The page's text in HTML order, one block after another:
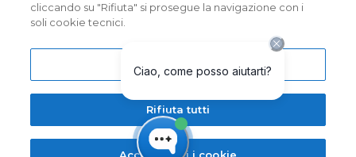
Banca Popolare del Lazio Soc. Coop. per Azioni | Sede
Sociale e Direzione Generale: Via Martiri delle Fosse
Ardeatine, 9 – 00049 VELLETRI (RM) – Capogruppo del
Gruppo Bancario Banca Popolare del Lazio | Albo dei Gruppi
BIC/SWIFT: BPLZIT3V | P. IVA n. 15854861000
I messaggi contenuti nel presente sito sono a scopo
pubblicitario con finalità promozionali. Maggiori informazioni
su tassi, condiizioni, prezzi e coperture assicurative sono
evidenziati nei contratti dei singoli prodotti/servizi e nei fogli
informativi disponibili nelle filiali di Banca Popolare del Lazio.
cliccando su "Rifiuta" si prosegue la navigazione con i
soli cookie tecnici.
Impostazioni cookie
Rifiuta tutti